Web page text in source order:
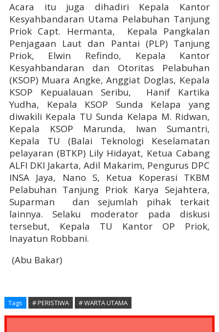
Acara itu juga dihadiri Kepala Kantor
Kesyahbandaran Utama Pelabuhan Tanjung
Priok Capt. Hermanta,
Kepala Pangkalan
Penjagaan Laut dan Pantai (PLP) Tanjung
Priok, Elwin Refindo, Kepala Kantor
Kesyahbandaran dan Otoritas Pelabuhan
(KSOP) Muara Angke, Anggiat Doglas, Kepala
KSOP Kepualauan Seribu,
Hanif Kartika
Yudha, Kepala KSOP Sunda Kelapa yang
diwakili Kepala TU Sunda Kelapa M. Ridwan,
Kepala KSOP Marunda, Iwan Sumantri,
Kepala TU (Balai Teknologi Keselamatan
pelayaran (BTKP) Lily Hidayat, Ketua Cabang
ALFI DKI Jakarta, Adil Makarim, Pengurus DPC
INSA Jaya, Nano S, Ketua Koperasi TKBM
Pelabuhan Tanjung Priok Karya Sejahtera,
Suparman dan sejumlah pihak terkait
lainnya. Selaku moderator pada diskusi
tersebut, Kepala TU Kantor OP Priok,
Inayatun Robbani.
(Abu Bakar)
Tags # PERISTIWA # WARTA UTAMA